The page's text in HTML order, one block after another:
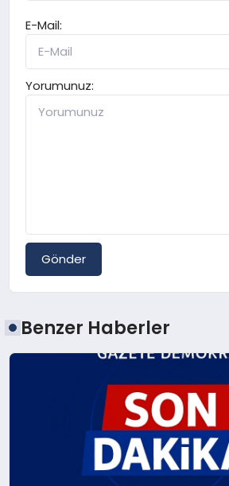
E-Mail:
Yorumunuz:
Gönder
Benzer Haberler